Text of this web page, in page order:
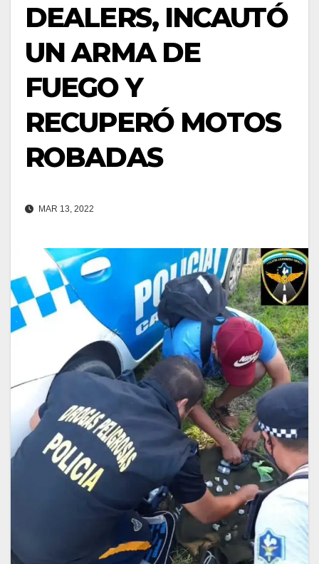
DEALERS, INCAUTÓ
UN ARMA DE
FUEGO Y
RECUPERÓ MOTOS
ROBADAS
MAR 13, 2022